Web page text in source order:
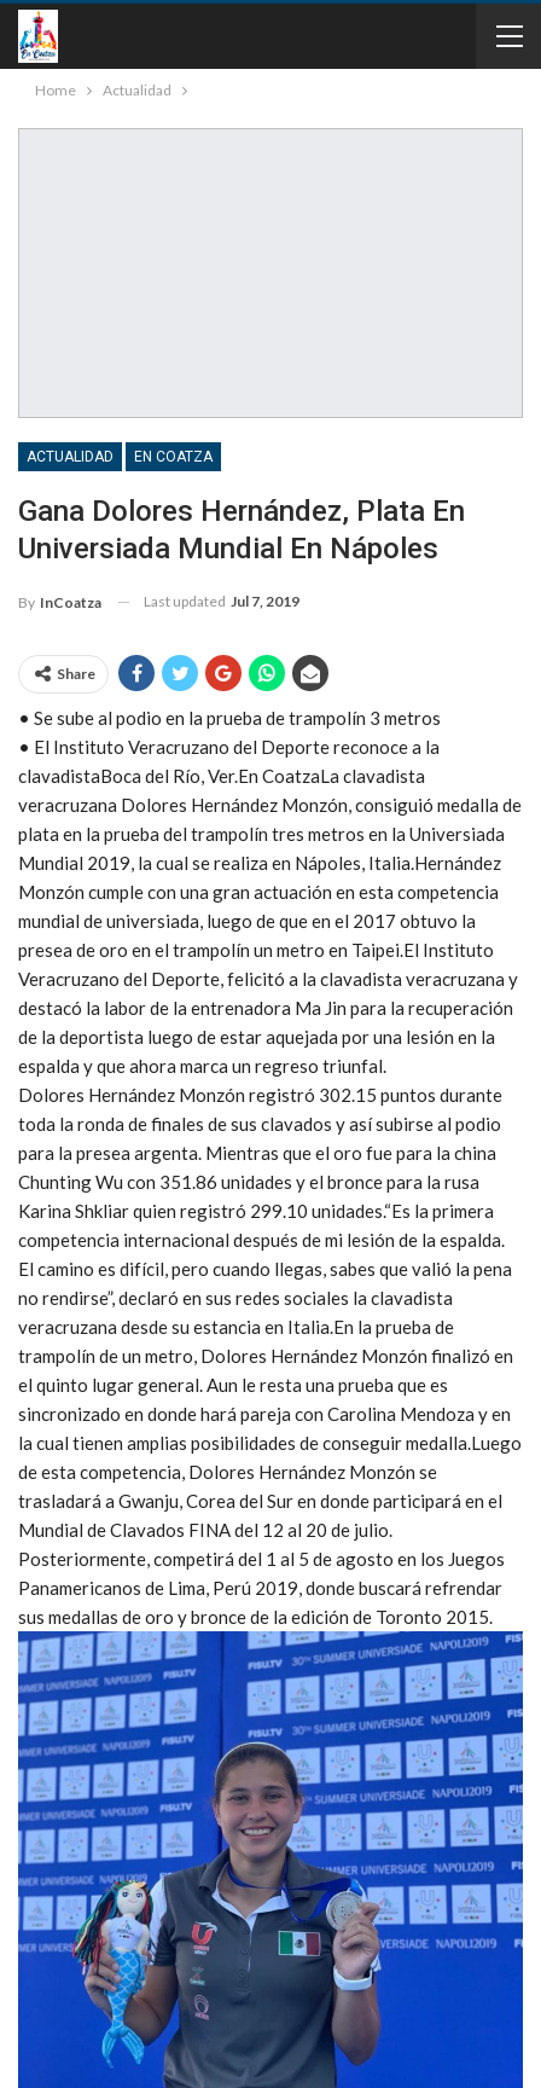
Home Actualidad
ACTUALIDAD EN COATZA
Gana Dolores Hernández, Plata En
Universiada Mundial En Nápoles
By InCoatza Last updated Jul 7, 2019
Share
• Se sube al podio en la prueba de trampolín 3 metros
• El Instituto Veracruzano del Deporte reconoce a la
clavadistaBoca del Río, Ver.En CoatzaLa clavadista
veracruzana Dolores Hernández Monzón, consiguió medalla de
plata en la prueba del trampolín tres metros en la Universiada
Mundial 2019, la cual se realiza en Nápoles, Italia.Hernández
Monzón cumple con una gran actuación en esta competencia
mundial de universiada, luego de que en el 2017 obtuvo la
presea de oro en el trampolín un metro en Taipei.El Instituto
Veracruzano del Deporte, felicitó a la clavadista veracruzana y
destacó la labor de la entrenadora Ma Jin para la recuperación
de la deportista luego de estar aquejada por una lesión en la
espalda y que ahora marca un regreso triunfal.
Dolores Hernández Monzón registró 302.15 puntos durante
toda la ronda de finales de sus clavados y así subirse al podio
para la presea argenta. Mientras que el oro fue para la china
Chunting Wu con 351.86 unidades y el bronce para la rusa
Karina Shkliar quien registró 299.10 unidades.“Es la primera
competencia internacional después de mi lesión de la espalda.
El camino es difícil, pero cuando llegas, sabes que valió la pena
no rendirse”, declaró en sus redes sociales la clavadista
veracruzana desde su estancia en Italia.En la prueba de
trampolín de un metro, Dolores Hernández Monzón finalizó en
el quinto lugar general. Aun le resta una prueba que es
sincronizado en donde hará pareja con Carolina Mendoza y en
la cual tienen amplias posibilidades de conseguir medalla.Luego
de esta competencia, Dolores Hernández Monzón se
trasladará a Gwanju, Corea del Sur en donde participará en el
Mundial de Clavados FINA del 12 al 20 de julio.
Posteriormente, competirá del 1 al 5 de agosto en los Juegos
Panamericanos de Lima, Perú 2019, donde buscará refrendar
sus medallas de oro y bronce de la edición de Toronto 2015.